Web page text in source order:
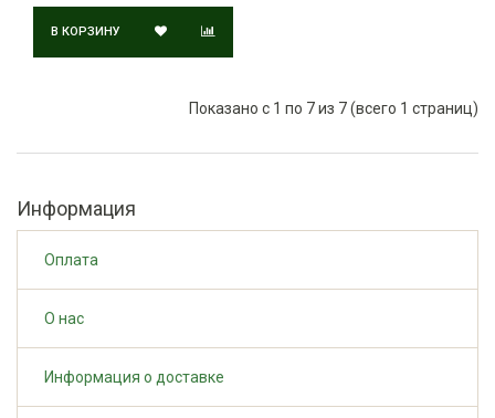
В КОРЗИНУ
Показано с 1 по 7 из 7 (всего 1 страниц)
Информация
Оплата
О нас
Информация о доставке